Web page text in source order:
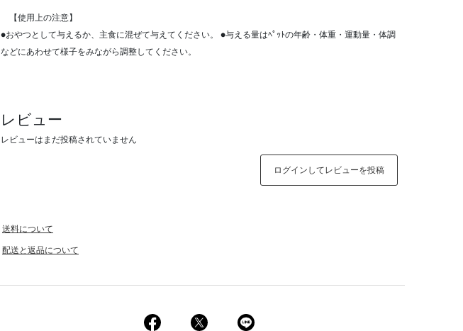
【使用上の注意】
●おやつとして与えるか、主食に混ぜて与えてください。 ●与える量はﾍﾟｯﾄの年齢・体重・運動量・体調
などにあわせて様子をみながら調整してください。
レビュー
レビューはまだ投稿されていません
ログインしてレビューを投稿
送料について
配送と返品について